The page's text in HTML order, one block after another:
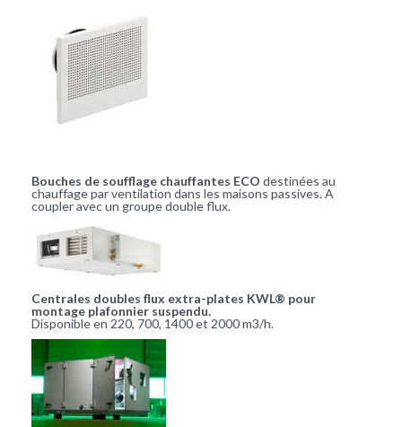
Bouches de soufflage chauffantes ECO destinées au
chauffage par ventilation dans les maisons passives. A
coupler avec un groupe double flux.
Centrales doubles flux extra-plates KWL® pour
montage plafonnier suspendu.
Disponible en 220, 700, 1400 et 2000 m3/h.